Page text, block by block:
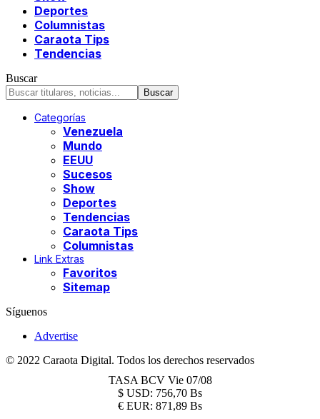
Deportes
Columnistas
Caraota Tips
Tendencias
Buscar
Categorías
Venezuela
Mundo
EEUU
Sucesos
Show
Deportes
Tendencias
Caraota Tips
Columnistas
Link Extras
Favoritos
Sitemap
Síguenos
Advertise
© 2022 Caraota Digital. Todos los derechos reservados
TASA BCV Vie 07/08
$ USD: 756,70 Bs
€ EUR: 871,89 Bs